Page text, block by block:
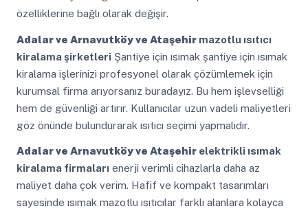
özelliklerine bağlı olarak değişir.
Adalar ve Arnavutköy ve Ataşehirmazotlu ısıtıcı
kiralama şirketleriŞantiye için ısımak şantiye için ısımak
kiralama işlerinizi profesyonel olarak çözümlemek için
kurumsal firma arıyorsanız buradayız. Bu hem işlevselliği
hem de güvenliği artırır. Kullanıcılar uzun vadeli maliyetleri
göz önünde bulundurarak ısıtıcı seçimi yapmalıdır.
Adalar ve Arnavutköy ve Ataşehirelektrikli ısımak
kiralama firmalarıenerji verimli cihazlarla daha az
maliyet daha çok verim. Hafif ve kompakt tasarımları
sayesinde ısımak mazotlu ısıtıcılar farklı alanlara kolayca